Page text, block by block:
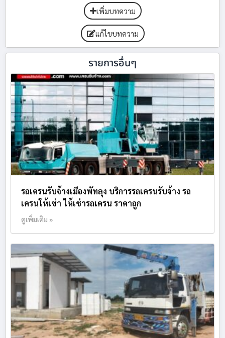
เพิ่มบทความ
แก้ไขบทความ
รายการอื่นๆ
รถเครนรับจ้างเมืองพัทลุง บริการรถเครนรับจ้าง รถ
เครนให้เช่า ให้เช่ารถเครน ราคาถูก
ดูเพิ่มเติม »